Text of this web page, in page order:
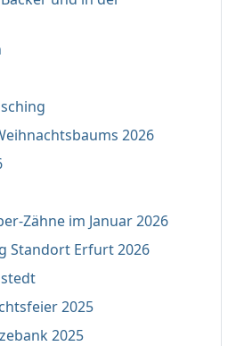
2026
Zähne im Januar 2026
Standort Erfurt 2026
2025
2025